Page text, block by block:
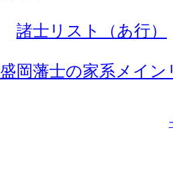
諸士リスト（あ行）
盛岡藩士の家系メイン